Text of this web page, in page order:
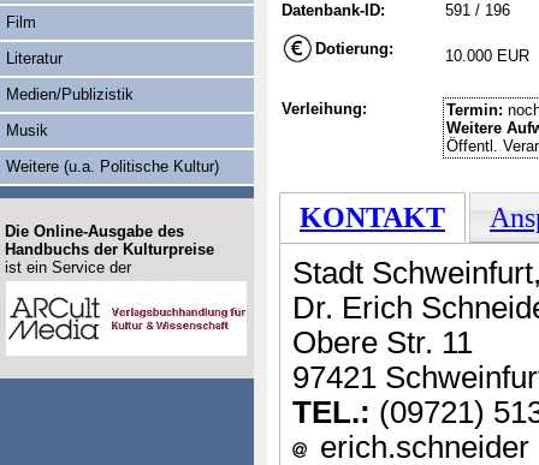
Datenbank-ID:
591 / 196
Dotierung: 10.000 EUR
Verleihung: Termin:
Weitere
Öffentl.
KONTAKT
Stadt
Dr. Erich
Obere Str. 11
97421
TEL.: (09721)
Film
Literatur
Medien/Publizistik
Musik
Weitere (u.a. Politische Kultur)
Die Online-Ausgabe des
Handbuchs der Kulturpreise
ist ein Service der